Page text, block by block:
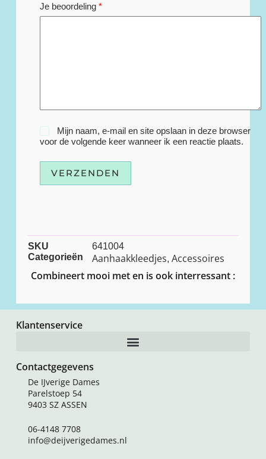
Je beoordeling *
Mijn naam, e-mail en site opslaan in deze browser
voor de volgende keer wanneer ik een reactie plaats.
VERZENDEN
SKU
641004
Categorieën
Aanhaakkleedjes, Accessoires
Combineert mooi met en is ook interressant :
Klantenservice
Contactgegevens
De IJverige Dames
Parelstoep 54
9403 SZ ASSEN
06-4148 7708
info@deijverigedames.nl